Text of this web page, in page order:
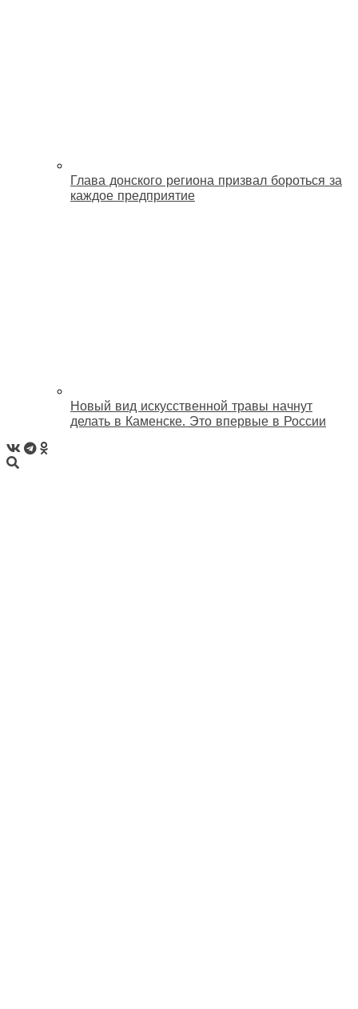
Глава донского региона призвал бороться за
каждое предприятие
Новый вид искусственной травы начнут
делать в Каменске. Это впервые в России